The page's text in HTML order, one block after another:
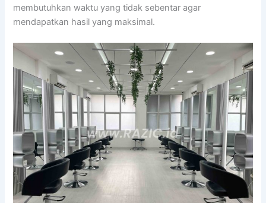
membutuhkan waktu yang tidak sebentar agar
mendapatkan hasil yang maksimal.